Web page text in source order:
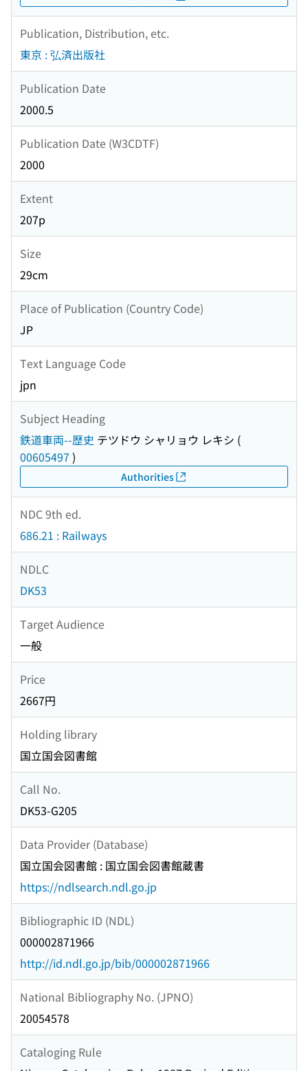
Publication, Distribution, etc.
東京 : 弘済出版社
Publication Date
2000.5
Publication Date (W3CDTF)
2000
Extent
207p
Size
29cm
Place of Publication (Country Code)
JP
Text Language Code
jpn
Subject Heading
鉄道車両--歴史 テツドウ シャリョウ レキシ (
00605497 )
Authorities
NDC 9th ed.
686.21 : Railways
NDLC
DK53
Target Audience
一般
Price
2667円
Holding library
国立国会図書館
Call No.
DK53-G205
Data Provider (Database)
国立国会図書館 : 国立国会図書館蔵書
https://ndlsearch.ndl.go.jp
Bibliographic ID (NDL)
000002871966
http://id.ndl.go.jp/bib/000002871966
National Bibliography No. (JPNO)
20054578
Cataloging Rule